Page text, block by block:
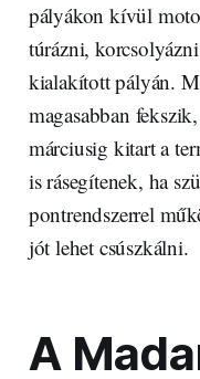
pályákon kívül
túrázni,
kialakított pályán.
magasabban
márciusig kitart a
is rásegítenek, ha
pontrendszerrel
jót lehet csúszkálni.
A